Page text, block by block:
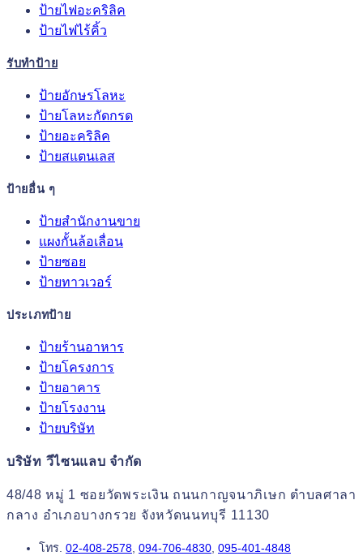
ป้ายไฟอะคริลิค
ป้ายไฟไร้คิ้ว
รับทำป้าย
ป้ายอักษรโลหะ
ป้ายโลหะกัดกรด
ป้ายอะคริลิค
ป้ายสแตนเลส
ป้ายอื่น ๆ
ป้ายสำนักงานขาย
แผงกั้นล้อเลื่อน
ป้ายซอย
ป้ายทาวเวอร์
ประเภทป้าย
ป้ายร้านอาหาร
ป้ายโครงการ
ป้ายอาคาร
ป้ายโรงงาน
ป้ายบริษัท
บริษัท วีไซนแลบ จำกัด
48/48 หมู่ 1 ซอยวัดพระเงิน ถนนกาญจนาภิเษก ตำบลศาลา
กลาง อำเภอบางกรวย จังหวัดนนทบุรี 11130
โทร. 02-408-2578 094-706-4830 095-401-4848